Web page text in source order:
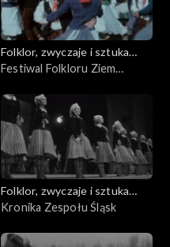
Folklor, zwyczaje i sztuka
ludowa
Festiwal Folkloru Ziem
Folklor, zwyczaje i sztuka
ludowa
Kronika Zespołu Śląsk